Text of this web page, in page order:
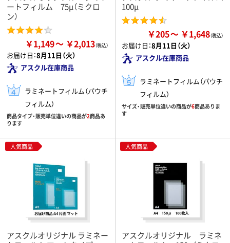
ートフィルム 75μ（ミクロ
ン）
￥1,149 ￥2,013
お届け日：8月11日（火）
アスクル在庫商品
ラミネートフィルム（パウチ
フィルム）
商品タイプ・販売単位違いの商品が2商品あ
ります
100μ
￥205 ￥1,648
お届け日：8月11日（火）
アスクル在庫商品
ラミネートフィルム（パウチ
フィルム）
サイズ・販売単位違いの商品が6商品ありま
す
人気商品
アスクルオリジナル ラミネー
人気商品
アスクルオリジナル ラミネ